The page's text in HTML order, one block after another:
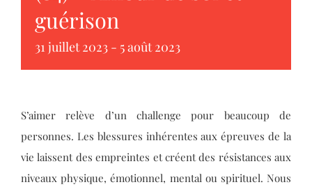
guérison
31 juillet 2023 - 5 août 2023
S’aimer relève d’un challenge pour beaucoup de
personnes. Les blessures inhérentes aux épreuves de la
vie laissent des empreintes et créent des résistances aux
niveaux physique, émotionnel, mental ou spirituel. Nous